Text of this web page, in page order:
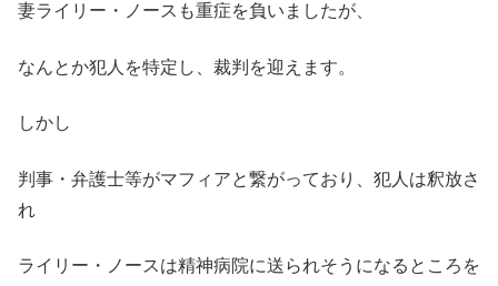
妻ライリー・ノースも重症を負いましたが、
なんとか犯人を特定し、裁判を迎えます。
しかし
判事・弁護士等がマフィアと繋がっており、犯人は釈放さ
れ
ライリー・ノースは精神病院に送られそうになるところを